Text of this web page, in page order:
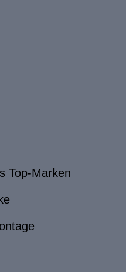
Top-Marken